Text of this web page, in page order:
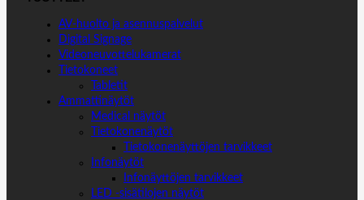
AV-huolto ja asennuspalvelut
Digital Signage
Videoneuvottelukamerat
Tietokoneet
Tabletit
Ammattinäytöt
Medical näytöt
Tietokonenäytöt
Tietokonenäyttöjen tarvikkeet
Infonäytöt
Infonäyttöjen tarvikkeet
LED -sisätilojen näytöt